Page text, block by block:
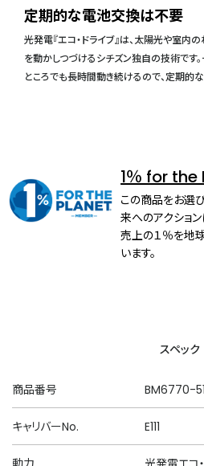
定期的な電池交換は不要
光発電『エコ・ドライブ』は、太陽光や室内
を動かしつづけるシチズン独自の技術です
ところでも長時間動き続けるので、定期的
1％ for
この商品をお選
来へのアクショ
売上の１％を地
います。
スペック
商品番号 BM6770-
キャリバーNo. E111